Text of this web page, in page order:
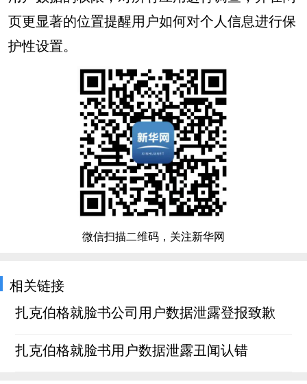
页更显著的位置提醒用户如何对个人信息进行保
护性设置。
微信扫描二维码，关注新华网
相关链接
扎克伯格就脸书公司用户数据泄露登报致歉
扎克伯格就脸书用户数据泄露丑闻认错